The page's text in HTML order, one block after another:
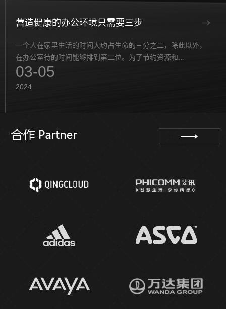
营造健康的办公环境只需要三步
一个人在家里生活的时间大约占生命的三分之二，除此以‌‌外，
在办公室待的时间能够排到第二位。为了节约资源和...
03-05
2024